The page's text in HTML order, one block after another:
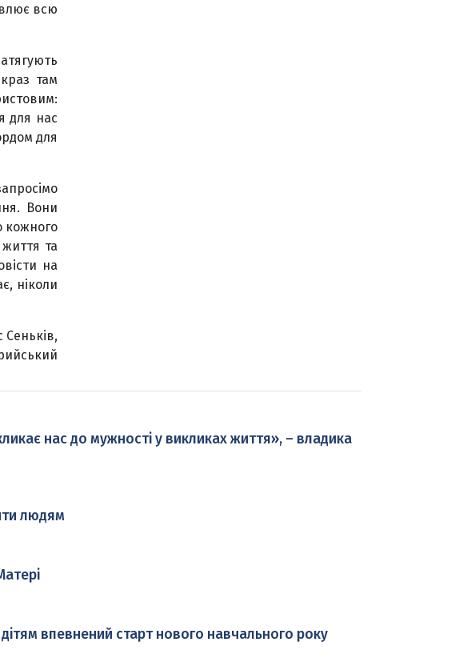
всю
там
для нас
для
Вони
кожного
та
на
ніколи
Сеньків,
нас до мужності у викликах життя», – владика
людям
впевнений старт нового навчального року